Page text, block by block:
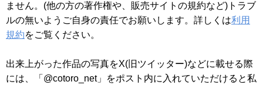
ません。(他の方の著作権や、販売サイトの規約など)トラブ
ルの無いようご自身の責任でお願いします。詳しくは利用
規約をご覧ください。
出来上がった作品の写真をX(旧ツイッター)などに載せる際
には、「@cotoro_net」をポスト内に入れていただけると私